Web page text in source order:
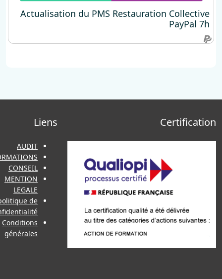
Actualisation du PMS Restauration
Actualisation du PMS
FORMATIONS
CONSEIL
MENTION
LEGALE
confidentialité
Conditions
générales
Adresse
Bordeaux
FRANCE
contact@cuisine-
virtuelle.com
07 77 88 11 72